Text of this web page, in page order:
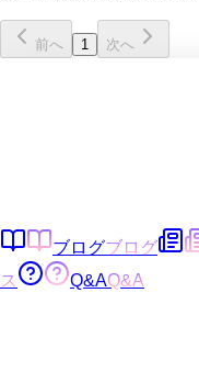
前へ 1 次へ
ブログブログ
ス
Q&AQ&A